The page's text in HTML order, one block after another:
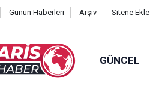
Günün Haberleri Arşiv Sitene Ekle
GÜNCEL